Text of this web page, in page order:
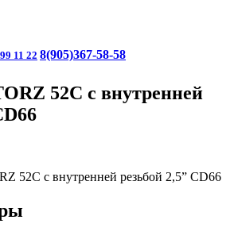
11 22 8(905)367-58-58
52С с внутренней
52С с внутренней резьбой 2,5” CD66